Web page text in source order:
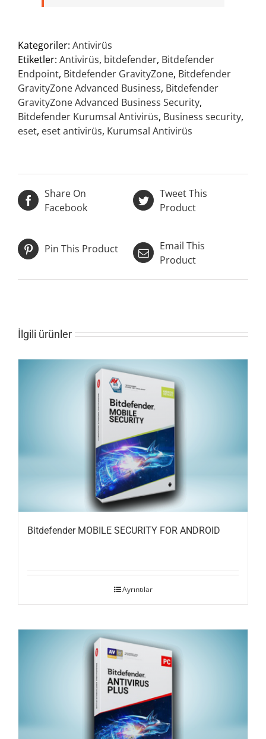
Kategoriler: Antivirüs
Etiketler: Antivirüs, bitdefender, Bitdefender
Endpoint, Bitdefender GravityZone, Bitdefender
GravityZone Advanced Business, Bitdefender
GravityZone Advanced Business Security,
Bitdefender Kurumsal Antivirüs, Business security,
eset, eset antivirüs, Kurumsal Antivirüs
Share On
Facebook
Tweet This
Product
Pin This Product
Email This
Product
İlgili ürünler
Bitdefender MOBILE SECURITY FOR ANDROID
Ayrıntılar